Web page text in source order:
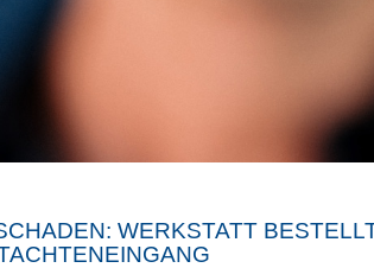
WERKSTATT